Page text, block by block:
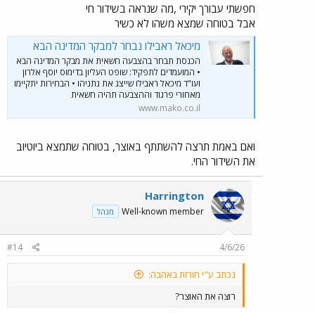
חפשתי עבורך יקירי ,מה שנראה בשידור חי
אבל בטוחה שמצא משהו לא כשיר
מיכאל ראבילו נבחר למבקר המדינה הבא
הכנסת תבחר בהצבעה חשאית את מבקר המדינה הבא
• המועמדים לתפקיד: שופט העליון בדימוס יוסף אלרון
ועו"ד מיכאל ראבילו שייצג את נתניהו • הבחירות יתקיימו
מאחורי פרגוד וההצבעה תהיה חשאית
www.mako.co.il
ואם באמת תרצה להשתתף באוצר, בטוחה שתמצא ביוטיוב
את השידור החי.
Harrington
Well-known member מנהל
4/6/26
#14
נכתב ע"י חורזת באהבה:
רוצה את האוצר?